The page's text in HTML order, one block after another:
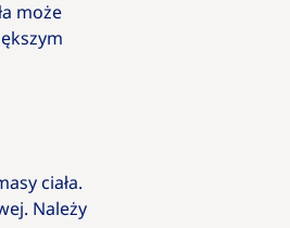
może
ciała.
Należy